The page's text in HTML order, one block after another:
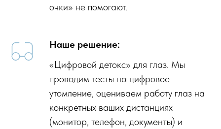
очки» не помогают.
Наше решение:
«Цифровой детокс» для глаз. Мы
проводим тесты на цифровое
утомление, оцениваем работу глаз на
конкретных ваших дистанциях
(монитор, телефон, документы) и